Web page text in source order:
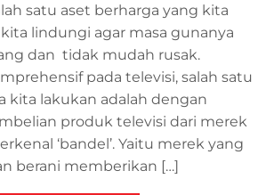
satu aset berharga yang kita
lindungi agar masa gunanya
dan tidak mudah rusak.
pada televisi, salah satu
kita lakukan adalah dengan
produk televisi dari merek
‘bandel’. Yaitu merek yang
berani memberikan […]